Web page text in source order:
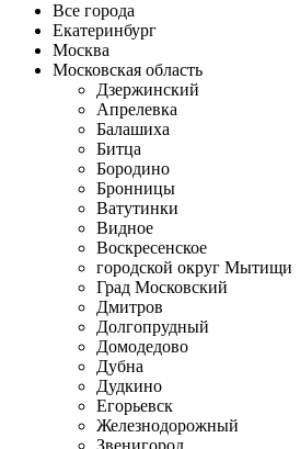
Все города
Екатеринбург
Москва
Московская область
Дзержинский
Апрелевка
Балашиха
Битца
Бородино
Бронницы
Ватутинки
Видное
Воскресенское
городской округ Мытищи
Град Московский
Дмитров
Долгопрудный
Домодедово
Дубна
Дудкино
Егорьевск
Железнодорожный
Звенигород